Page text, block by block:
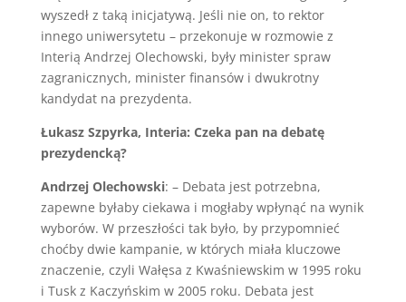
wyszedł z taką inicjatywą. Jeśli nie on, to rektor
innego uniwersytetu – przekonuje w rozmowie z
Interią Andrzej Olechowski, były minister spraw
zagranicznych, minister finansów i dwukrotny
kandydat na prezydenta.
Łukasz Szpyrka, Interia: Czeka pan na debatę
prezydencką?
Andrzej Olechowski: – Debata jest potrzebna,
zapewne byłaby ciekawa i mogłaby wpłynąć na wynik
wyborów. W przeszłości tak było, by przypomnieć
choćby dwie kampanie, w których miała kluczowe
znaczenie, czyli Wałęsa z Kwaśniewskim w 1995 roku
i Tusk z Kaczyńskim w 2005 roku. Debata jest